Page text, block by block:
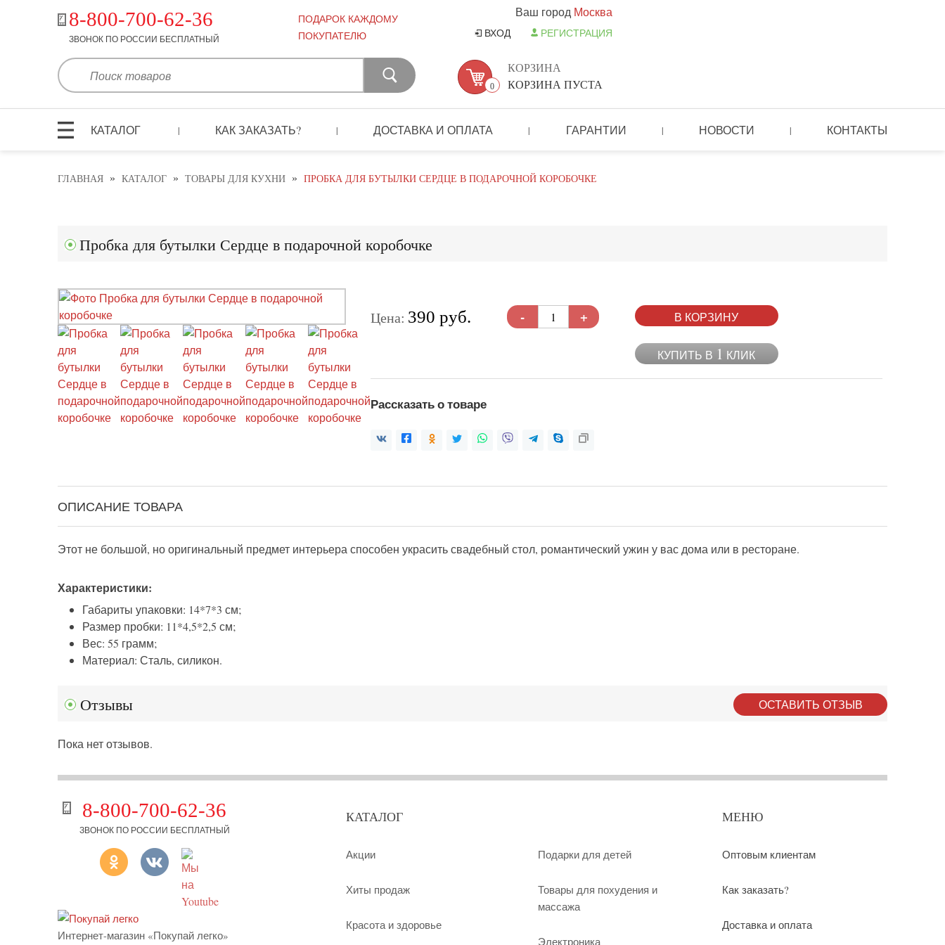
8-800-700-62-36
ЗВОНОК ПО РОССИИ БЕСПЛАТНЫЙ
ПОДАРОК КАЖДОМУ
ПОКУПАТЕЛЮ
Ваш город Москва
ВХОД РЕГИСТРАЦИЯ
0
КОРЗИНА
КОРЗИНА ПУСТА
КАТАЛОГ | КАК ЗАКАЗАТЬ? | ДОСТАВКА И ОПЛАТА | ГАРАНТИИ | НОВОСТИ | КОНТАКТЫ
ГЛАВНАЯ » КАТАЛОГ » ТОВАРЫ ДЛЯ КУХНИ » ПРОБКА ДЛЯ БУТЫЛКИ СЕРДЦЕ В ПОДАРОЧНОЙ КОРОБОЧКЕ
Пробка для бутылки Сердце в подарочной коробочке
Цена: 390 руб. - + В КОРЗИНУ
КУПИТЬ В 1 КЛИК
Рассказать о товаре
ОПИСАНИЕ ТОВАРА
Этот не большой, но оригинальный предмет интерьера способен украсить свадебный стол, романтический ужин у вас дома или в ресторане.
Характеристики:
Габариты упаковки: 14*7*3 см;
Размер пробки: 11*4,5*2,5 см;
Вес: 55 грамм;
Материал: Сталь, силикон.
Отзывы ОСТАВИТЬ ОТЗЫВ
Пока нет отзывов.
8-800-700-62-36
ЗВОНОК ПО РОССИИ БЕСПЛАТНЫЙ
Интернет-магазин «Покупай легко»
КАТАЛОГ
Акции
Хиты продаж
Красота и здоровье
Подарки для детей
Товары для похудения и
массажа
Электроника
МЕНЮ
Оптовым клиентам
Как заказать?
Доставка и оплата